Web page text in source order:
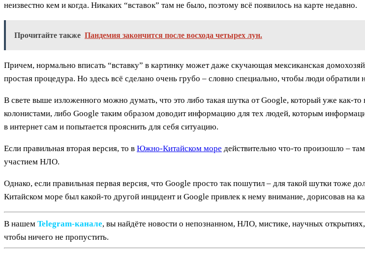
неизвестно кем и когда. Никаких “вставок” там не было, поэтому всё появилось на карте недавно.
Прочитайте также Пандемия закончится после восхода четырех лун.
Причем, нормально вписать “вставку” в картинку может даже скучающая мексиканская
простая процедура. Но здесь всё сделано очень грубо – словно специально, чтобы люди обратили
В свете выше изложенного можно думать, что это либо такая шутка от Google, который уже как-
колонистами, либо Google таким образом доводит информацию для тех людей, которым
в интернет сам и попытается прояснить для себя ситуацию.
Если правильная вторая версия, то в Южно-Китайском море действительно что-то произошло –
участием НЛО.
Однако, если правильная первая версия, что Google просто так пошутил – для такой шутки тоже
Китайском море был какой-то другой инцидент и Google привлек к нему внимание, дорисовав на
В нашем Telegram‑канале, вы найдёте новости о непознанном, НЛО, мистике, научных
чтобы ничего не пропустить.